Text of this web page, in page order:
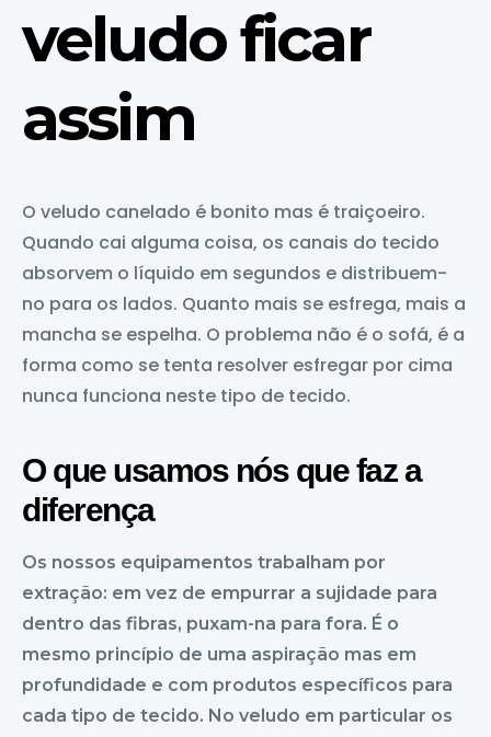
veludo ficar
assim
O veludo canelado é bonito mas é traiçoeiro.
Quando cai alguma coisa, os canais do tecido
absorvem o líquido em segundos e distribuem-
no para os lados. Quanto mais se esfrega, mais a
mancha se espelha. O problema não é o sofá, é a
forma como se tenta resolver esfregar por cima
nunca funciona neste tipo de tecido.
O que usamos nós que faz a
diferença
Os nossos equipamentos trabalham por
extração: em vez de empurrar a sujidade para
dentro das fibras, puxam-na para fora. É o
mesmo princípio de uma aspiração mas em
profundidade e com produtos específicos para
cada tipo de tecido. No veludo em particular os